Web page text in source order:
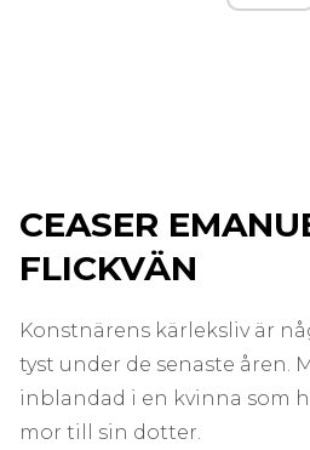
CEASER
FLICKVÄN
Konstnärens kärleksliv är
tyst under de senaste åren.
inblandad i en kvinna som
mor till sin dotter.